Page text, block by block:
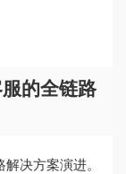
的全链路
决方案演进。